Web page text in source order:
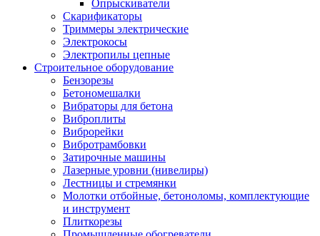
Опрыскиватели
Скарификаторы
Триммеры электрические
Электрокосы
Электропилы цепные
Строительное оборудование
Бензорезы
Бетономешалки
Вибраторы для бетона
Виброплиты
Виброрейки
Вибротрамбовки
Затирочные машины
Лазерные уровни (нивелиры)
Лестницы и стремянки
Молотки отбойные, бетоноломы, комплектующие
и инструмент
Плиткорезы